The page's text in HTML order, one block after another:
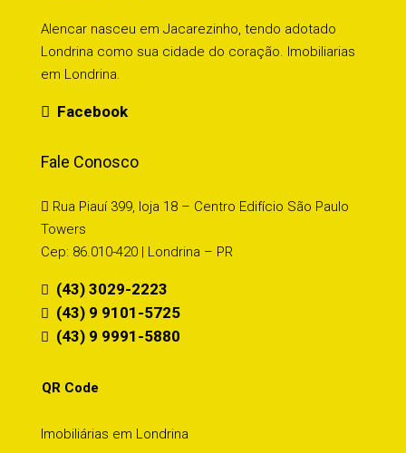
Alencar nasceu em Jacarezinho, tendo adotado
Londrina como sua cidade do coração. Imobiliarias
em Londrina.
Facebook
Fale Conosco
Rua Piauí 399, loja 18 – Centro Edifício São Paulo
Towers
Cep: 86.010-420 | Londrina – PR
(43) 3029-2223
(43) 9 9101-5725
(43) 9 9991-5880
QR Code
Imobiliárias em Londrina